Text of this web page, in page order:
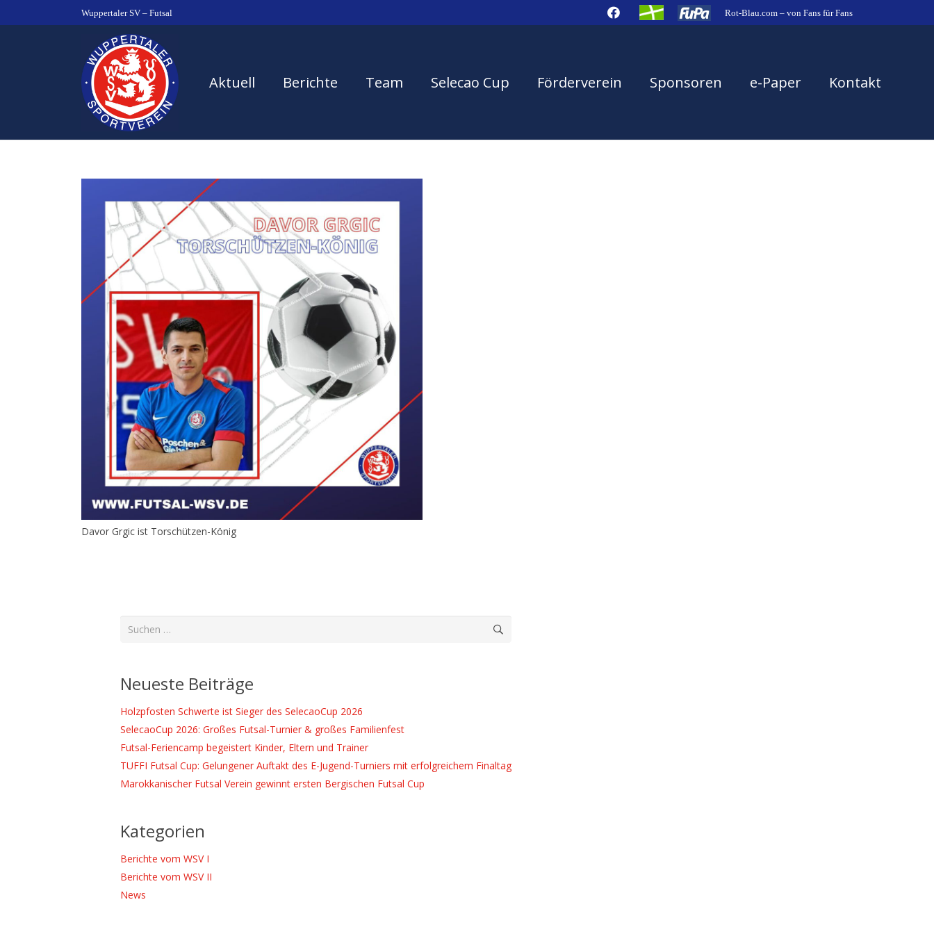
Wuppertaler SV – Futsal Rot-Blau.com – von Fans für Fans
Aktuell Berichte Team Selecao Cup Förderverein Sponsoren e-Paper Kontakt
Davor Grgic ist Torschützen-König
Suchen
Neueste Beiträge
Holzpfosten Schwerte ist Sieger des SelecaoCup 2026
SelecaoCup 2026: Großes Futsal-Turnier & großes Familienfest
Futsal-Feriencamp begeistert Kinder, Eltern und Trainer
TUFFI Futsal Cup: Gelungener Auftakt des E-Jugend-Turniers mit erfolgreichem Finaltag
Marokkanischer Futsal Verein gewinnt ersten Bergischen Futsal Cup
Kategorien
Berichte vom WSV I
Berichte vom WSV II
News